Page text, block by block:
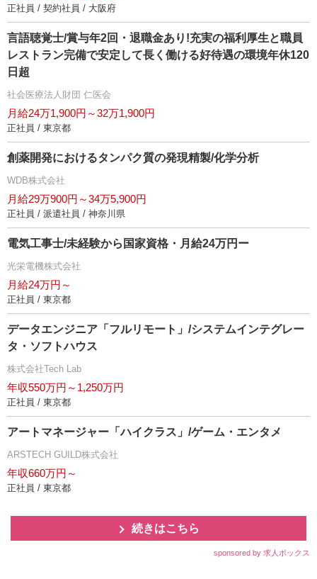
正社員 / 契約社員 / 大阪府
言語聴覚士/賞与年2回・退職金あり!充実の福利厚生と職員
レストラン完備で安定して長く働ける好待遇の環境年休120
日超
社会医療法人財団 仁医会
月給24万1,900円～32万1,900円
正社員 / 東京都
創薬開発におけるタンパク質の発現精製/化学分析
WDB株式会社
月給29万900円～34万5,900円
正社員 / 派遣社員 / 神奈川県
電気工事士/未経験から国家資格・月給24万円ー
光栄電機株式会社
月給24万円～
正社員 / 東京都
データエンジニア「フルリモート」/システムインテグレー
タ・ソフトハウス
株式会社Tech Lab
年収550万円～1,250万円
正社員 / 東京都
アートマネージャー「ハイクラス」/ゲーム・エンタメ
ARSTECH GUILD株式会社
年収660万円～
正社員 / 東京都
続きはこちら
sponsored by 求人ボックス